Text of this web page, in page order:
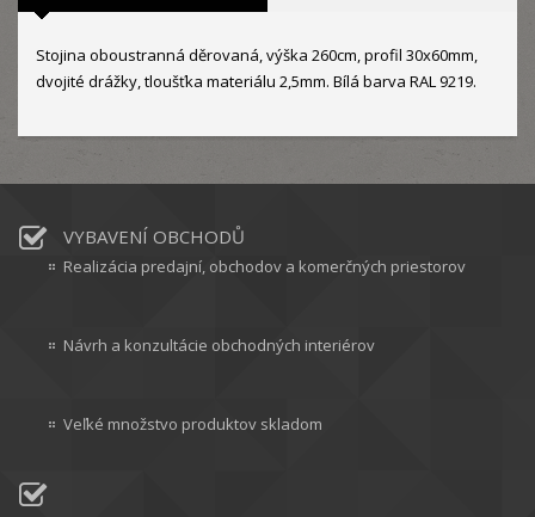
Stojina oboustranná děrovaná, výška 260cm, profil 30x60mm,
dvojité drážky, tloušťka materiálu 2,5mm. Bílá barva RAL 9219.
VYBAVENÍ OBCHODŮ
Realizácia predajní, obchodov a komerčných priestorov
Návrh a konzultácie obchodných interiérov
Veľké množstvo produktov skladom